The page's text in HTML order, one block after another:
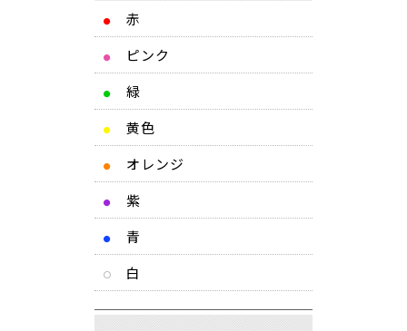
● 赤
● ピンク
● 緑
● 黄色
● オレンジ
● 紫
●
青
白